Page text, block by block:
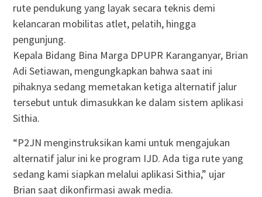
rute pendukung yang layak secara teknis demi
kelancaran mobilitas atlet, pelatih, hingga
pengunjung.
Kepala Bidang Bina Marga DPUPR Karanganyar, Brian
Adi Setiawan, mengungkapkan bahwa saat ini
pihaknya sedang memetakan ketiga alternatif jalur
tersebut untuk dimasukkan ke dalam sistem aplikasi
Sithia.
“P2JN menginstruksikan kami untuk mengajukan
alternatif jalur ini ke program IJD. Ada tiga rute yang
sedang kami siapkan melalui aplikasi Sithia,” ujar
Brian saat dikonfirmasi awak media.